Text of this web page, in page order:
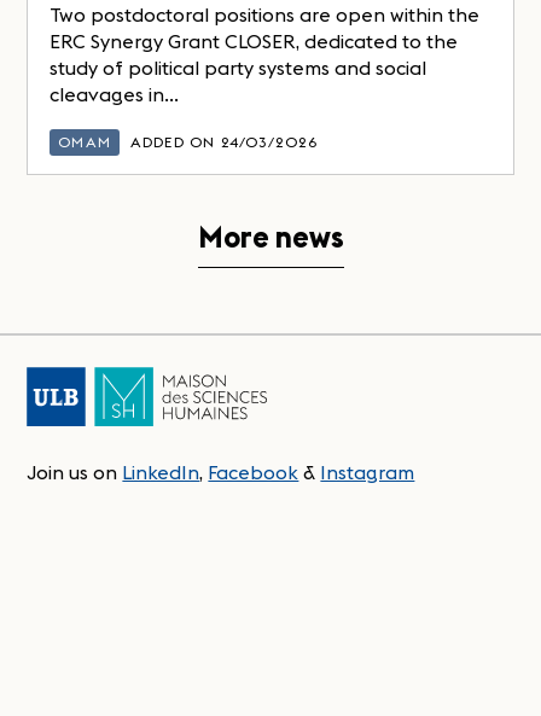
Two postdoctoral positions are open within the
ERC Synergy Grant CLOSER, dedicated to the
study of political party systems and social
cleavages in...
OMAM ADDED ON 24/03/2026
More news
Join us on LinkedIn, Facebook & Instagram